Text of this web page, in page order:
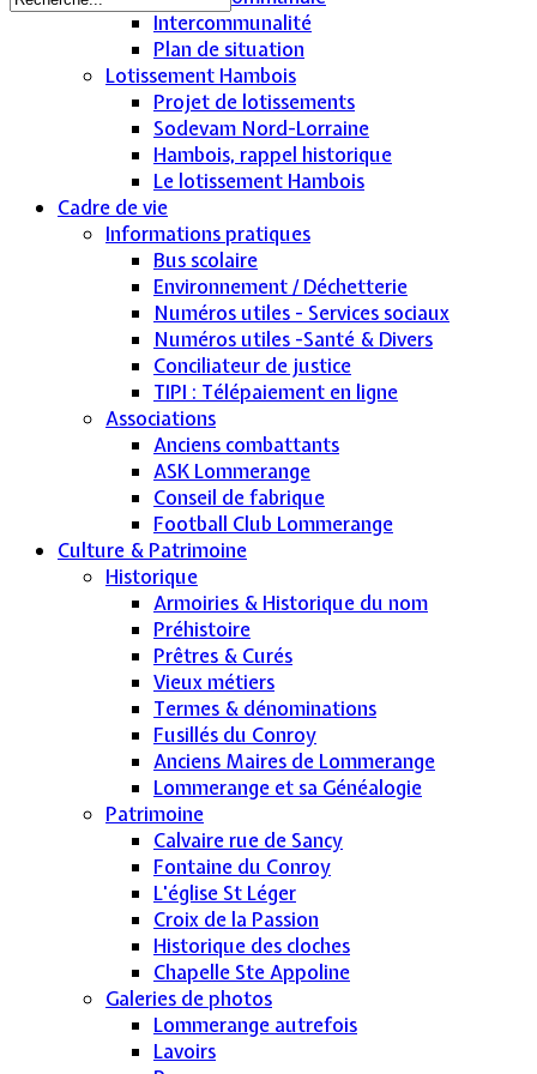
Intercommunalité
Plan de situation
Lotissement Hambois
Projet de lotissements
Sodevam Nord-Lorraine
Hambois, rappel historique
Le lotissement Hambois
Cadre de vie
Informations pratiques
Bus scolaire
Environnement / Déchetterie
Numéros utiles - Services sociaux
Numéros utiles -Santé & Divers
Conciliateur de justice
TIPI : Télépaiement en ligne
Associations
Anciens combattants
ASK Lommerange
Conseil de fabrique
Football Club Lommerange
Culture & Patrimoine
Historique
Armoiries & Historique du nom
Préhistoire
Prêtres & Curés
Vieux métiers
Termes & dénominations
Fusillés du Conroy
Anciens Maires de Lommerange
Lommerange et sa Généalogie
Patrimoine
Calvaire rue de Sancy
Fontaine du Conroy
L'église St Léger
Croix de la Passion
Historique des cloches
Chapelle Ste Appoline
Galeries de photos
Lommerange autrefois
Lavoirs